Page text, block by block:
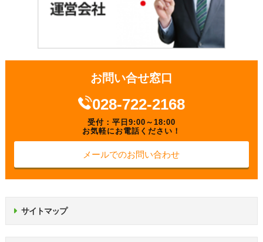
お問い合せ窓口
028-722-2168
受付：平日9:00～18:00
お気軽にお電話ください！
メールでのお問い合わせ
サイトマップ